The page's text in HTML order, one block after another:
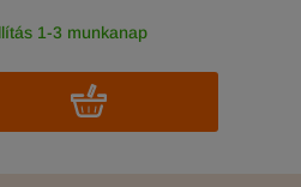
1-3 munkanap